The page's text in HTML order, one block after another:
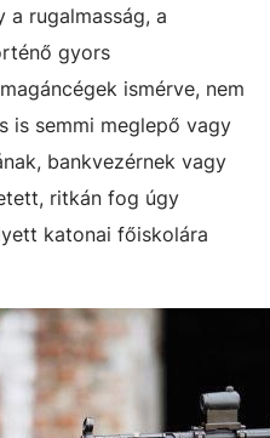
a rugalmasság, a
gyors
ismérve, nem
is semmi meglepő vagy
bankvezérnek vagy
ritkán fog úgy
katonai főiskolára